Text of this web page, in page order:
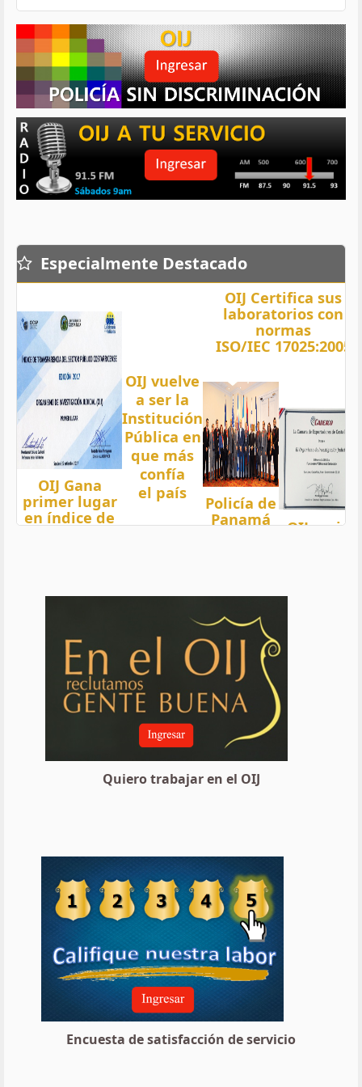
Especialmente Destacado
OIJ Gana
primer lugar
en índice de
OIJ vuelve
a ser la
Institución
Pública en
que más
confía
el país
OIJ Certifica sus
laboratorios con
normas
ISO/IEC 17025:2005
Policía de
Panamá
OIJ mejor
Quiero trabajar en el OIJ
Encuesta de satisfacción de servicio